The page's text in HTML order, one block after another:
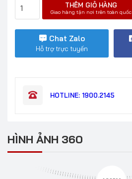
THÊM GIỎ HÀNG
Giao hàng tận nơi trên toàn quốc
Chat Zalo
Hỗ trợ trực tuyến
HOTLINE: 1900.2145
HÌNH ẢNH 360